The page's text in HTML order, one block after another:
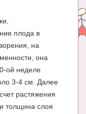
плода в
на
она
ой неделе
3-4 см. Далее
растяжения
толщина слоя